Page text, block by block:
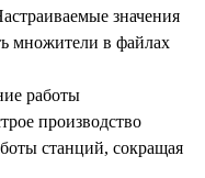
значения
множители в файлах
работы
производство
станций, сокращая